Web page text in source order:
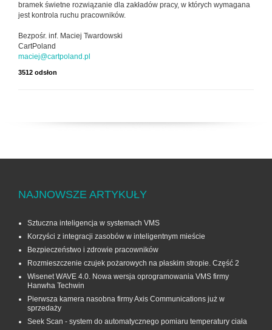
bramek świetne rozwiązanie dla zakładów pracy, w których wymagana
jest kontrola ruchu pracowników.
Bezpośr. inf. Maciej Twardowski
CartPoland
maciej@cartpoland.pl
3512 odsłon
NAJNOWSZE ARTYKUŁY
Sztuczna inteligencja w systemach VMS
Korzyści z integracji zasobów w inteligentnym mieście
Bezpieczeństwo i zdrowie pracowników
Rozmieszczenie czujek pożarowych na płaskim stropie. Część 2
Wisenet WAVE 4.0. Nowa wersja oprogramowania VMS firmy
Hanwha Techwin
Pierwsza kamera nasobna firmy Axis Communications już w
sprzedaży
Seek Scan - system do automatycznego pomiaru temperatury ciała